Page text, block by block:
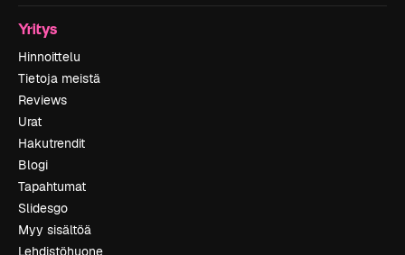
Yritys
Hinnoittelu
Tietoja meistä
Reviews
Urat
Hakutrendit
Blogi
Tapahtumat
Slidesgo
Myy sisältöä
Lehdistöhuone